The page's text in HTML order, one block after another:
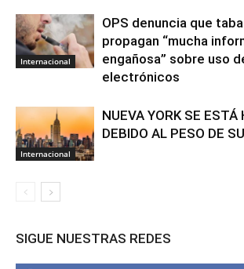
Internacional
OPS denuncia que
propagan “mucha
engañosa” sobre uso
electrónicos
Internacional
NUEVA YORK SE ESTÁ
DEBIDO AL PESO DE
SIGUE NUESTRAS REDES